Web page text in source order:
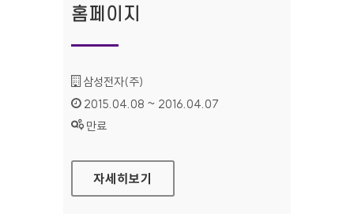
홈페이지
기관명 :
삼성전자(주)
인증기간 :
2015.04.08 ~ 2016.04.07
상태 :
만료
삼성전자 윤리경영 홈페이지
자세히보기